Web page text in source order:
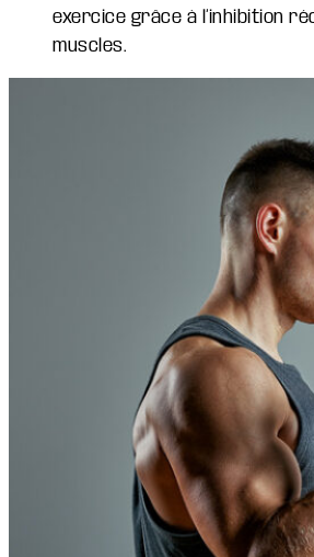
exercice grâce à l’inhibition
muscles.